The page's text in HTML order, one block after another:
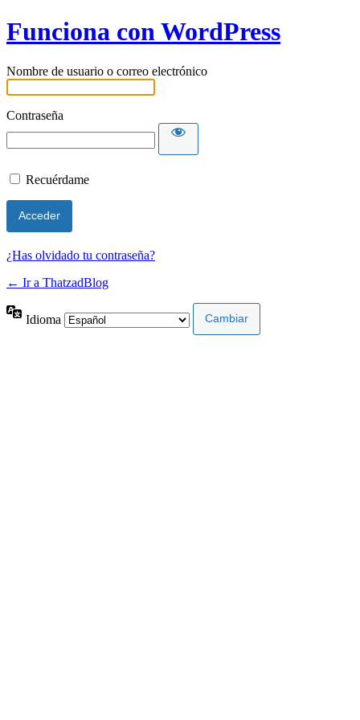
Funciona con WordPress
Nombre de usuario o correo electrónico
Contraseña
Recuérdame
¿Has olvidado tu contraseña?
← Ir a ThatzadBlog
Idioma